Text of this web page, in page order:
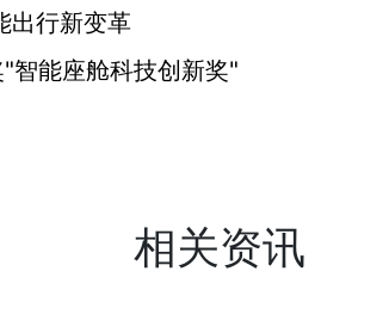
出行新变革
智能座舱科技创新奖"
相关资讯